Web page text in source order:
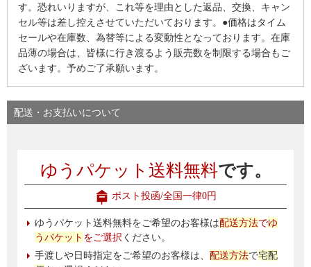
す。恐れいりますが、これ等を理由とした返品、交換、キャン
セル等は差し控えさせていただいております。●価格はタイム
セールや在庫数、為替等による変動性となっております。在庫
品薄の場合は、皆様に行き渡るよう販売数を制限する場合もご
ざいます。予めご了承願います。
配送・お支払いについて
ゆうパケット送料無料です。
ポスト投函/全国一律0円
ゆうパケット送料無料をご希望のお客様は配送方法でゆ
うパケット をご選択 ください。
手渡しや日時指定をご希望のお客様は、 配送方法で宅配